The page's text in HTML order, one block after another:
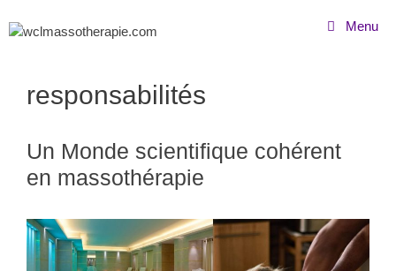
Menu
responsabilités
Un Monde scientifique cohérent
en massothérapie